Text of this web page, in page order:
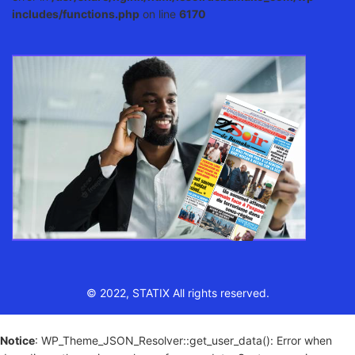
includes/functions.php on line 6170
© 2022, STATIX All rights reserved.
Notice: WP_Theme_JSON_Resolver::get_user_data(): Error when